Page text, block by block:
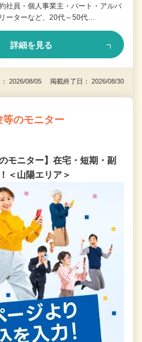
社員・個人事業主・パート・アルバ
ーターなど、20代～50代…
詳細を見る
： 2026/08/05 掲載終了日： 2026/08/30
のモニター
モニター】在宅・短期・副
＜山陽エリア＞